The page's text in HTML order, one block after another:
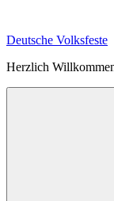
springen
Deutsche Volksfeste
Herzlich